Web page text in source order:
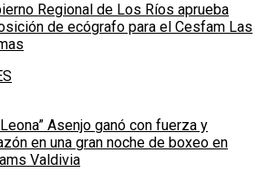
Regional de Los Ríos aprueba
de ecógrafo para el Cesfam Las
Asenjo ganó con fuerza y
en una gran noche de boxeo en
Valdivia